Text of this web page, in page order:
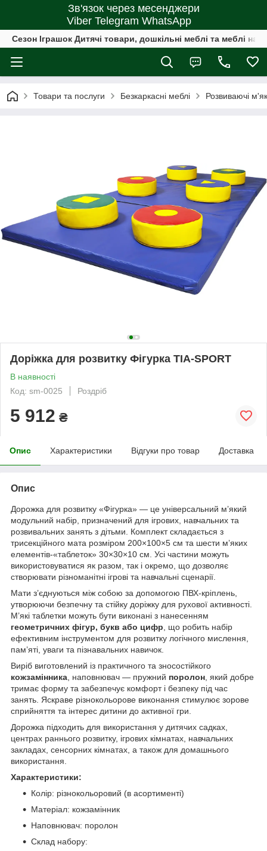
Зв'язок через месенджери
Viber Telegram WhatsApp
Сезон Іграшок Дитячі товари, дошкільні меблі та меблі на
Товари та послуги Безкаркасні меблі Розвиваючі
Доріжка для розвитку Фігурка TIA-SPORT
В наявності
Код: sm-0025
Роздріб
5 912 ₴
Опис Характеристики Відгуки про товар Доставка
Опис
Дорожка для розвитку «Фігурка» — це універсальний м’який
модульний набір, призначений для ігрових, навчальних та
розвивальних занять з дітьми. Комплект складається з
трисекційного мата розміром 200×100×5 см та шести м’яких
елементів-«таблеток» 30×30×10 см. Усі частини можуть
використовуватися як разом, так і окремо, що дозволяє
створювати різноманітні ігрові та навчальні сценарії.
Мати з’єднуються між собою за допомогою ПВХ-кріплень,
утворюючи безпечну та стійку доріжку для рухової активності.
М’які таблетки можуть бути виконані з нанесенням
геометричних фігур, букв або цифр , що робить набір
ефективним інструментом для розвитку логічного мислення,
пам’яті, уваги та пізнавальних навичок.
Виріб виготовлений із практичного та зносостійкого
кожзамінника , наповнювач — пружний поролон , який добре
тримає форму та забезпечує комфорт і безпеку під час
занять. Яскраве різнокольорове виконання стимулює зорове
сприйняття та інтерес дитини до активної гри.
Дорожка підходить для використання у дитячих садках,
центрах раннього розвитку, ігрових кімнатах, навчальних
закладах, сенсорних кімнатах, а також для домашнього
використання.
Характеристики:
Колір: різнокольоровий (в асортименті)
Матеріал: кожзамінник
Наповнювач: поролон
Склад набору: